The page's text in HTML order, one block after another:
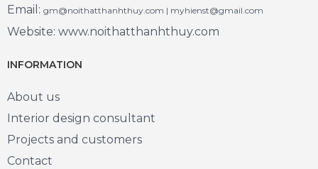
Email: gm@noithatthanhthuy.com | myhienst@gmail.com
Website: www.noithatthanhthuy.com
INFORMATION
About us
Interior design consultant
Projects and customers
Contact